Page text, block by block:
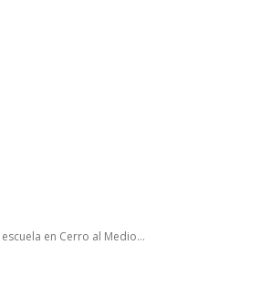
en Cerro al Medio...